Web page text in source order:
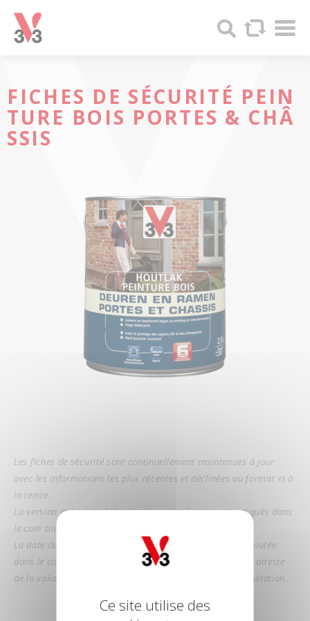
V33
Peintures
FICHES DE SÉCURITÉ PEIN
TURE BOIS PORTES & CHÂ
SSIS
Les fiches de sécurité sont continuellement maintenues à jour
avec les informations les plus récentes et déclinées au format et à
la teinte.
La version et la date de la dernière mise à jour sont indiqués dans
le coin supérieur droit de chaque page.
La date de votre téléchargement est automatiquement ajoutée
dans le coin inférieur gauche de chaque page. Cette date atteste
de la validité des informations au moment de votre consultation.
NL
Ce site utilise des